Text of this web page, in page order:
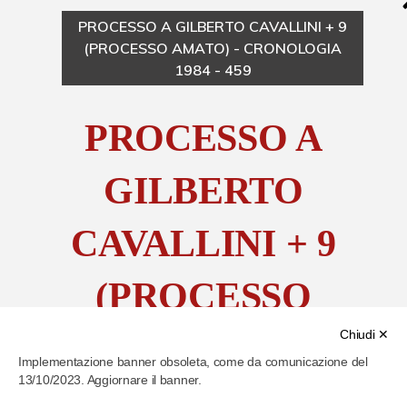
Chi è Paolo Ferrari
PROCESSO A GILBERTO CAVALLINI + 9
(PROCESSO AMATO) - CRONOLOGIA
1984 - 459
PROCESSO A
GILBERTO
CAVALLINI + 9
(PROCESSO
AMATO)
Chiudi ✕
Implementazione banner obsoleta, come da comunicazione del
13/10/2023. Aggiornare il banner.